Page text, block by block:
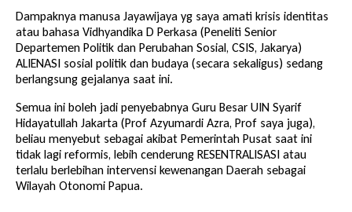
Dampaknya manusa Jayawijaya yg saya amati krisis identitas
atau bahasa Vidhyandika D Perkasa (Peneliti Senior
Departemen Politik dan Perubahan Sosial, CSIS, Jakarya)
ALIENASI sosial politik dan budaya (secara sekaligus) sedang
berlangsung gejalanya saat ini.
Semua ini boleh jadi penyebabnya Guru Besar UIN Syarif
Hidayatullah Jakarta (Prof Azyumardi Azra, Prof saya juga),
beliau menyebut sebagai akibat Pemerintah Pusat saat ini
tidak lagi reformis, lebih cenderung RESENTRALISASI atau
terlalu berlebihan intervensi kewenangan Daerah sebagai
Wilayah Otonomi Papua.